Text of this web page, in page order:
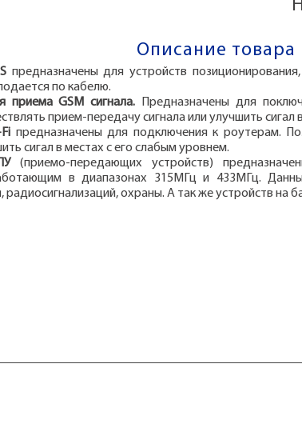
Описание товара
предназначены для устройств
по кабелю.
приема GSM сигнала. Предназначены для
прием-передачу сигнала или улучшить сигал
предназначены для подключения к роутерам.
сигал в местах с его слабым уровнем.
(приемо-передающих устройств)
в диапазонах 315МГц и 433МГц.
радиосигнализаций, охраны. А так же устройств на